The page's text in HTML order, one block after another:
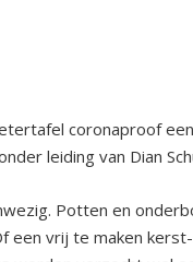
coronaproof
leiding van Dian
Potten en
een vrij te maken